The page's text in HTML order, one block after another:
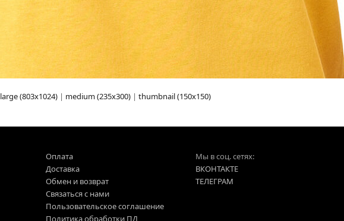
large (803x1024) | medium (235x300) | thumbnail (150x150)
Оплата
Доставка
Обмен и возврат
Связаться с нами
Пользовательское соглашение
Политика обработки ПД
Мы в соц. сетях:
ВКОНТАКТЕ
ТЕЛЕГРАМ